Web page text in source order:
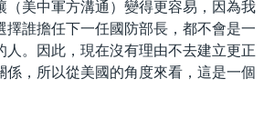
（美中軍方溝通）變得更容易，因為我
擇誰擔任下一任國防部長，都不會是一
人。因此，現在沒有理由不去建立更正
係，所以從美國的角度來看，這是一個